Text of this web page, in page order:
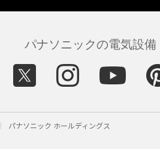
パナソニックの電気設備
パナソニック ホールディングス